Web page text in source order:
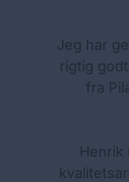
Jeg har
rigtig
fra
Henrik